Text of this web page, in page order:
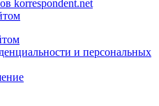
korrespondent.net
и персональных